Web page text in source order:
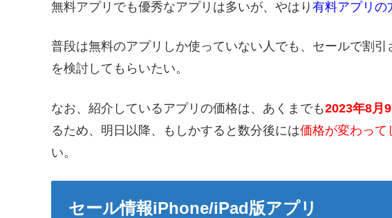
無料アプリでも優秀なアプリは多いが、やはり 有料アプリの
普段は無料のアプリしか使っていない人でも、セールで割
を検討してもらいたい。
なお、紹介しているアプリの価格は、あくまでも2023年8月9
るため、明日以降、もしかすると数分後には価格が変わって
い。
セール情報iPhone/iPad版アプリ